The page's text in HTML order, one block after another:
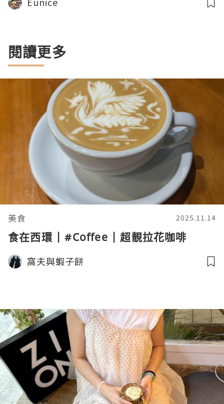
閱讀更多
美食 2025.11.14
食在西環 | #Coffee | 超靚拉花咖啡
窩夫與蝦子餅